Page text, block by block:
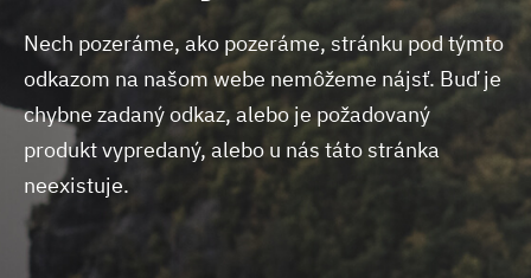
Nech pozeráme, ako pozeráme, stránku pod týmto
odkazom na našom webe nemôžeme nájsť. Buď je
chybne zadaný odkaz, alebo je požadovaný
produkt vypredaný, alebo u nás táto stránka
neexistuje.